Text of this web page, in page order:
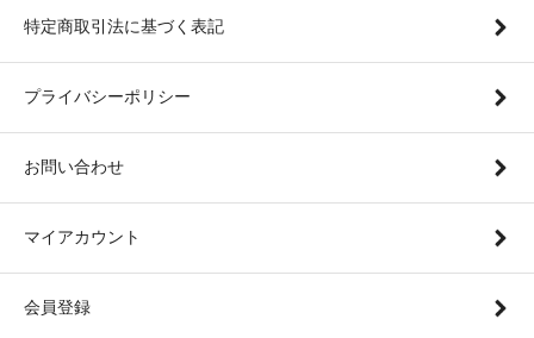
特定商取引法に基づく表記
プライバシーポリシー
お問い合わせ
マイアカウント
会員登録